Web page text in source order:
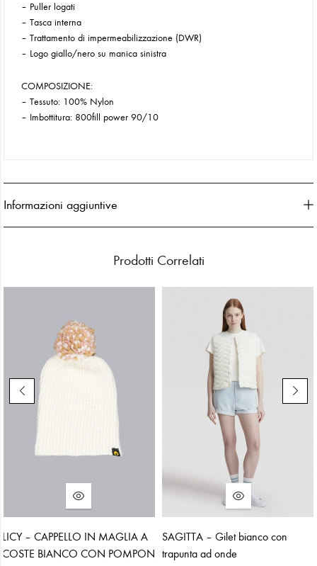
– Puller logati
– Tasca interna
– Trattamento di impermeabilizzazione (DWR)
– Logo giallo/nero su manica sinistra
COMPOSIZIONE:
– Tessuto: 100% Nylon
– Imbottitura: 800fill power 90/10
Informazioni aggiuntive
Prodotti Correlati
LICY – CAPPELLO IN MAGLIA A
COSTE BIANCO CON POMPON
SAGITTA – Gilet bianco con
trapunta ad onde